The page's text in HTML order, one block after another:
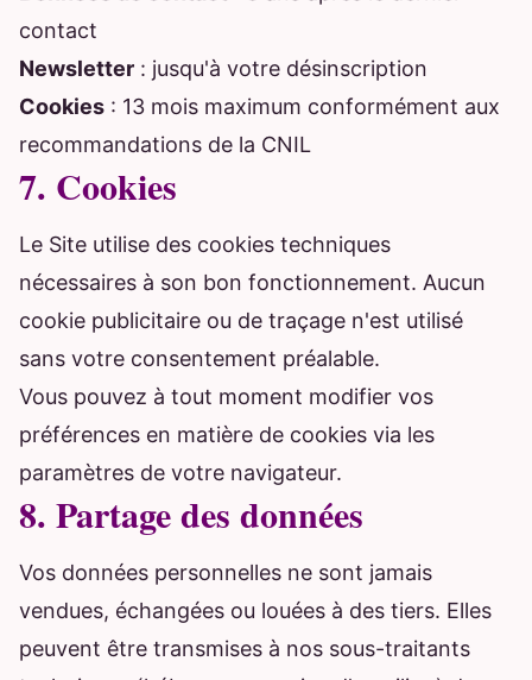
contact
Newsletter : jusqu'à votre désinscription
Cookies : 13 mois maximum conformément aux
recommandations de la CNIL
7. Cookies
Le Site utilise des cookies techniques
nécessaires à son bon fonctionnement. Aucun
cookie publicitaire ou de traçage n'est utilisé
sans votre consentement préalable.
Vous pouvez à tout moment modifier vos
préférences en matière de cookies via les
paramètres de votre navigateur.
8. Partage des données
Vos données personnelles ne sont jamais
vendues, échangées ou louées à des tiers. Elles
peuvent être transmises à nos sous-traitants